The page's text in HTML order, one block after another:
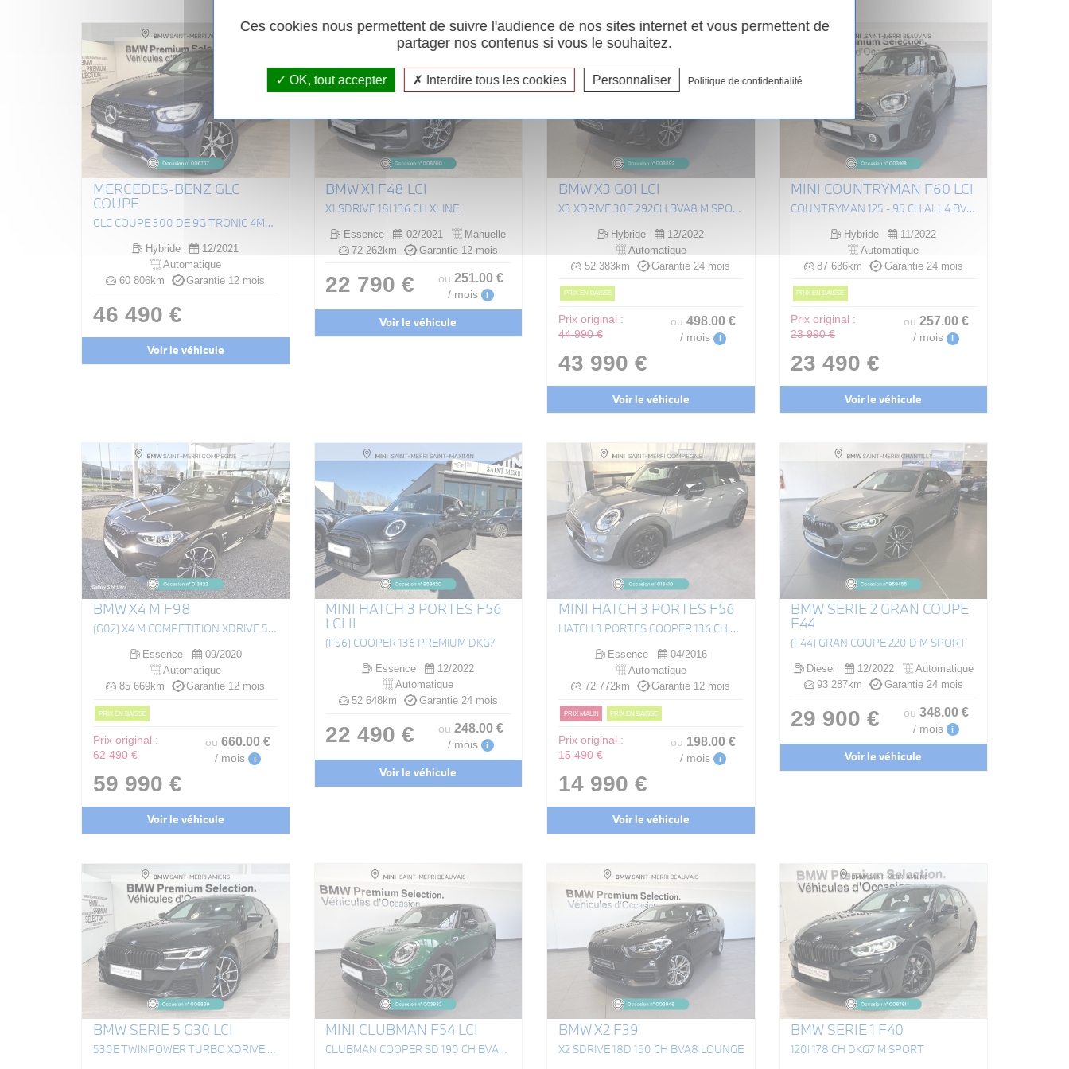
MERCEDES-BENZ GLC
COUPE
GLC COUPÉ 300 DE 9G-TRONIC 4MATIC AMG LINE
Hybride
12/2021
Automatique
60 806km
Garantie 12 mois
46 490 €
Voir le véhicule
BMW X1 F48 LCI
X1 SDRIVE 18I 136 CH XLINE
Essence 02/2021
Manuelle
72 262km
Garantie 12 mois
22 790 € ou 251 .00 €
/ mois i
Voir le véhicule
BMW X3 G01 LCI
X3 XDRIVE 30E 292CH BVA8 M SPORT
Hybride
12/2022
Automatique
52 383km
Garantie 24 mois
PRIX EN BAISSE
Prix original :
44 990 €
43 990 €
ou498.00 €
/ mois i
Voir le véhicule
MINI COUNTRYMAN F60 LCI
COUNTRYMAN 125 - 95 CH ALL4 BVA6 COOPER SE EDITION PREMIUM PLUS
Hybride
11/2022
Automatique
87 636km
Garantie 24 mois
PRIX EN BAISSE
Prix original :
23 990 €
23 490 €
ou 257.00 €
/ mois i
Voir le véhicule
BMW X4 M F98
(G02) X4 M COMPETITION XDRIVE 510CH BVA8
Essence
09/2020
Automatique
85 669km
Garantie 12 mois
PRIX EN BAISSE
Prix original :
62 490 €
59 990 €
ou660.00 €
/ mois i
Voir le véhicule
MINI HATCH 3 PORTES F56
LCI II
(F56) COOPER 136 PREMIUM DKG7
Essence
12/2022
Automatique
52 648km
Garantie 24 mois
22 490 € ou 248.00 €
/ mois i
Voir le véhicule
MINI HATCH 3 PORTES F56
HATCH 3 PORTES COOPER 136 CH EDITION MARYLEBONE A
Essence
04/2016
Automatique
72 772km
Garantie 12 mois
PRIX MALIN PRIX EN BAISSE
Prix original :
15 490 €
14 990 €
ou 198.00 €
/ mois i
Voir le véhicule
BMW SERIE 2 GRAN COUPE
F44
(F44) GRAN COUPE 220 D M SPORT
Diesel 12/2022
Automatique
93 287km
Garantie 24 mois
29 900 € ou 348.00 €
/ mois i
Voir le véhicule
BMW SERIE 5 G30 LCI
530E TWINPOWER TURBO XDRIVE 292 CH BVA8 M SPORT
MINI CLUBMAN F54 LCI
CLUBMAN COOPER SD 190 CH BVA8 ALL4 EDITION CANONBURY
BMW X2 F39
X2 SDRIVE 18D 150 CH BVA8 LOUNGE
BMW SERIE 1 F40
120I 178 CH DKG7 M SPORT
Ces cookies nous permettent de suivre l'audience de nos sites internet et vous permettent de
partager nos contenus si vous le souhaitez.
OK, tout accepter Interdire tous les cookies Personnaliser Politique de confidentialité